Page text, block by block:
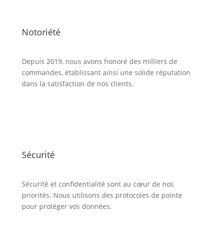
Notoriété
Depuis 2019, nous avons honoré des milliers de
commandes, établissant ainsi une solide réputation
dans la satisfaction de nos clients.
Sécurité
Sécurité et confidentialité sont au cœur de nos
priorités. Nous utilisons des protocoles de pointe
pour protéger vos données.